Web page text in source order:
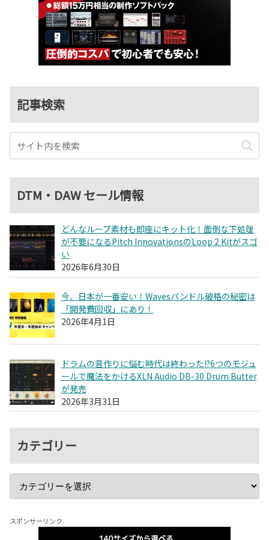
記事検索
DTM・DAW セール情報
どんなループ素材も即座にキット化！面倒な下処理
が不要になるPitch InnovationsのLoop 2 Kitがスゴ
い
2026年6月30日
今、日本が一番安い！Wavesバンドル破格の秘密は
「開発費回収」にあり！
2026年4月1日
ドラムの音作りに悩む時代は終わった!?6つのモジュ
ールで魔法をかけるXLN Audio DB-30 Drum Butter
が発売
2026年3月31日
カテゴリー
スポンサーリンク